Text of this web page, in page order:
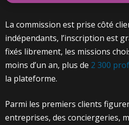
La commission est prise côté
indépendants, l’inscription est
fixés librement, les missions
moins d’un an, plus de 2 300
la plateforme.
Parmi les premiers clients
entreprises, des conciergeries,